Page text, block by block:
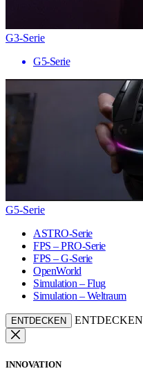
G3-Serie
G5-Serie
G5-Serie
ASTRO-Serie
FPS – PRO-Serie
FPS – G-Serie
OpenWorld
Simulation – Flug
Simulation – Weltraum
ENTDECKEN ENTDECKEN
INNOVATION